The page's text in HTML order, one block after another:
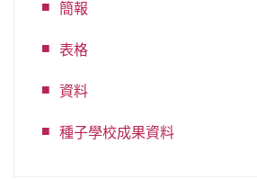
簡報
表格
資料
種子學校成果資料